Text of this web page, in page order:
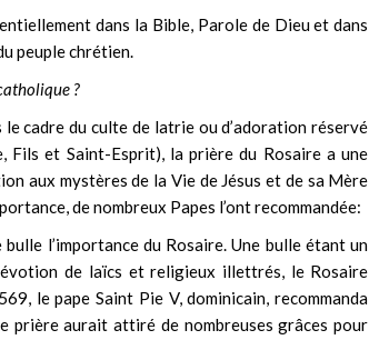
dans la Bible, Parole de Dieu et dans
peuple chrétien.
?
cadre du culte de latrie ou d’adoration réservé
Fils et Saint-Esprit), la prière du Rosaire a une
aux mystères de la Vie de Jésus et de sa Mère
de nombreux Papes l’ont recommandée:
l’importance du Rosaire. Une bulle étant un
de laïcs et religieux illettrés, le Rosaire
le pape Saint Pie V, dominicain, recommanda
prière aurait attiré de nombreuses grâces pour